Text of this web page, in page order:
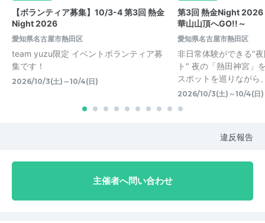
【ボランティア募集】10/3-4 第3回 熱金
Night 2026
愛知県名古屋市熱田区
team yuzu限定 イベントボランティア募
集です！
2026/10/3(土)～10/4(日)
第3回 熱金Night 2026
華山山頂へGO!!～
愛知県名古屋市熱田区
非日常体験ができる"
ト" 夜の「熱田神宮」
スポットを巡りなが
2026/10/3(土)～10/4(日)
違反報告
主催者へ問い合わせ